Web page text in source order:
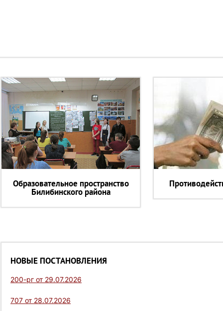
Образовательное пространство
Билибинского района
НОВЫЕ ПОСТАНОВЛЕНИЯ
200-рг от 29.07.2026
707 от 28.07.2026